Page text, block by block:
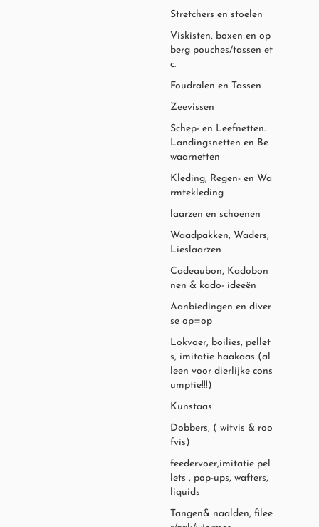
Stretchers en stoelen
Viskisten, boxen en op
berg pouches/tassen et
c.
Foudralen en Tassen
Zeevissen
Schep- en Leefnetten.
Landingsnetten en Be
waarnetten
Kleding, Regen- en Wa
rmtekleding
laarzen en schoenen
Waadpakken, Waders,
Lieslaarzen
Cadeaubon, Kadobon
nen & kado- ideeën
Aanbiedingen en diver
se op=op
Lokvoer, boilies, pellet
s, imitatie haakaas (al
leen voor dierlijke cons
umptie!!!)
Kunstaas
Dobbers, ( witvis & roo
fvis)
feedervoer,imitatie pel
lets , pop-ups, wafters,
liquids
Tangen& naalden, filee